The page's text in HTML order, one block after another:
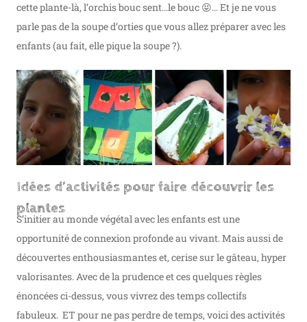
cette plante-là, l’orchis bouc sent…le bouc 😝… Et je ne vous
parle pas de la soupe d’orties que vous allez préparer avec les
enfants (au fait, elle pique la soupe ?).
Idées d’activités pour faire découvrir les
plantes
S’initier au monde végétal avec les enfants est une
opportunité de connexion profonde au vivant. Mais aussi de
découvertes enthousiasmantes et, cerise sur le gâteau, hyper
valorisantes. Avec de la prudence et ces quelques règles
énoncées ci-dessus, vous vivrez des temps collectifs
fabuleux. ET pour ne pas perdre de temps, voici des activités